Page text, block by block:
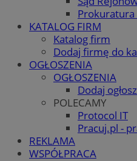
Prokuratura
KATALOG FIRM
Katalog firm
Dodaj firmę do
OGŁOSZENIA
OGŁOSZENIA
Dodaj
POLECAMY
Protocol IT
Pracuj.pl -
REKLAMA
WSPÓŁPRACA